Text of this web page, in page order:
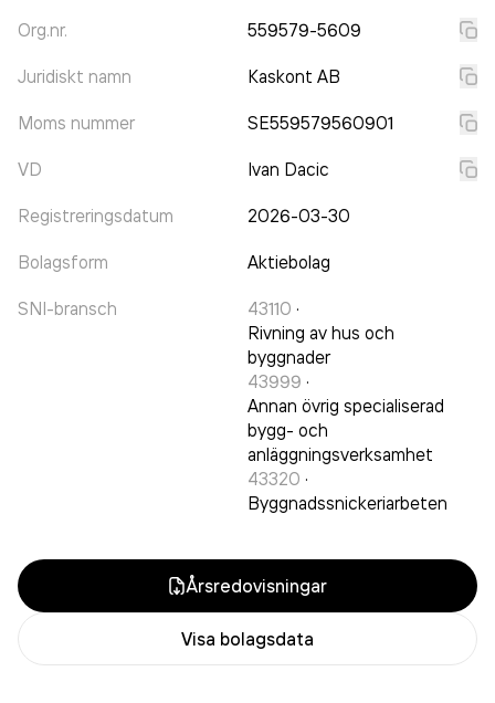
Org.nr. 559579-5609
Juridiskt namn Kaskont AB
Moms nummer SE559579560901
VD Ivan Dacic
Registreringsdatum 2026-03-30
Bolagsform Aktiebolag
SNI-bransch 43110 ·
Rivning av hus och
byggnader
43999 ·
Annan övrig specialiserad
bygg- och
anläggningsverksamhet
43320 ·
Byggnadssnickeriarbeten
Årsredovisningar
Visa bolagsdata